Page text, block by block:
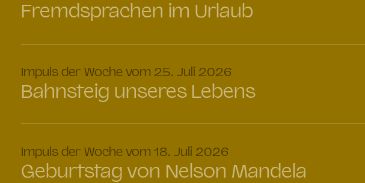
Fremdsprachen im Urlaub
Impuls der Woche vom 25. Juli 2026
Bahnsteig unseres Lebens
Impuls der Woche vom 18. Juli 2026
Geburtstag von Nelson Mandela